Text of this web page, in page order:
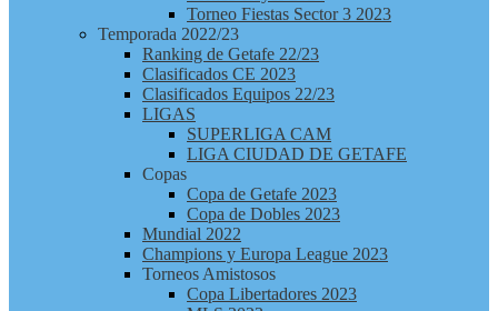
Torneo Fiestas Sector 3 2023
Temporada 2022/23
Ranking de Getafe 22/23
Clasificados CE 2023
Clasificados Equipos 22/23
LIGAS
SUPERLIGA CAM
LIGA CIUDAD DE GETAFE
Copas
Copa de Getafe 2023
Copa de Dobles 2023
Mundial 2022
Champions y Europa League 2023
Torneos Amistosos
Copa Libertadores 2023